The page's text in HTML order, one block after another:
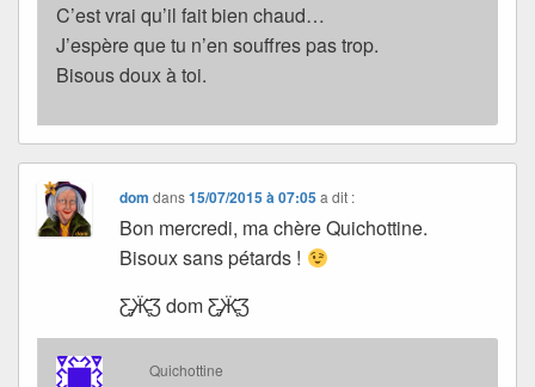
C’est vrai qu’il fait bien chaud…
J’espère que tu n’en souffres pas trop.
Bisous doux à toi.
dom dans15/07/2015 à 07:05 a dit :
Bon mercredi, ma chère Quichottine.
Bisoux sans pétards !
Ƹ̵̡Ӝ̵̨̄Ʒ dom Ƹ̵̡Ӝ̵̨̄Ʒ
Quichottine